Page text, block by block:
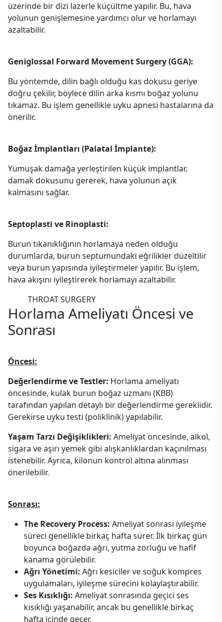
üzerinde bir dizi lazerle küçültme yapılır. Bu, hava
yolunun genişlemesine yardımcı olur ve horlamayı
azaltabilir.
Geniglossal Forward Movement Surgery (GGA):
Bu yöntemde, dilin bağlı olduğu kas dokusu geriye
doğru çekilir, böylece dilin arka kısmı boğaz yolunu
tıkamaz. Bu işlem genellikle uyku apnesi hastalarına da
önerilir.
Boğaz İmplantları (Palatal İmplante):
Yumuşak damağa yerleştirilen küçük implantlar,
damak dokusunu gererek, hava yolunun açık
kalmasını sağlar.
Septoplasti ve Rinoplasti:
Burun tıkanıklığının horlamaya neden olduğu
durumlarda, burun septumundaki eğrilikler düzeltilir
veya burun yapısında iyileştirmeler yapılır. Bu işlem,
hava akışını iyileştirerek horlamayı azaltabilir.
THROAT SURGERY
Horlama Ameliyatı Öncesi ve
Sonrası
Öncesi:
Değerlendirme ve Testler: Horlama ameliyatı
öncesinde, kulak burun boğaz uzmanı (KBB)
tarafından yapılan detaylı bir değerlendirme gereklidir.
Gerekirse uyku testi (poliklinik) yapılabilir.
Yaşam Tarzı Değişiklikleri: Ameliyat öncesinde, alkol,
sigara ve aşırı yemek gibi alışkanlıklardan kaçınılması
istenebilir. Ayrıca, kilonun kontrol altına alınması
önerilebilir.
Sonrası:
The Recovery Process: Ameliyat sonrası iyileşme
süreci genellikle birkaç hafta sürer. İlk birkaç gün
boyunca boğazda ağrı, yutma zorluğu ve hafif
kanama görülebilir.
Ağrı Yönetimi: Ağrı kesiciler ve soğuk kompres
uygulamaları, iyileşme sürecini kolaylaştırabilir.
Ses Kısıklığı: Ameliyat sonrasında geçici ses
kısıklığı yaşanabilir, ancak bu genellikle birkaç
hafta içinde geçer.